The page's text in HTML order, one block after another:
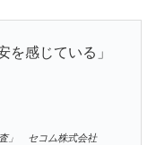
を感じている」
」 セコム株式会社